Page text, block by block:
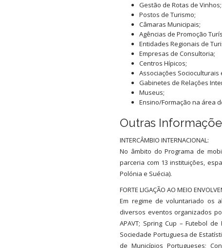
Gestão de Rotas de Vinhos;
Postos de Turismo;
Câmaras Municipais;
Agências de Promoção
Entidades Regionais de
Empresas de Consultoria;
Centros Hípicos;
Associações Socioculturais
Gabinetes de Relações
Museus;
Ensino/Formação na área
Outras
INTERCÂMBIO INTERNACIONAL:
No âmbito do Programa de
parceria com 13 instituições,
Polónia e Suécia).
FORTE LIGAÇÃO AO MEIO
Em regime de voluntariado os
diversos eventos organizados
APAVT; Spring Cup – Futebol
Sociedade Portuguesa de
de Municípios Portugueses;